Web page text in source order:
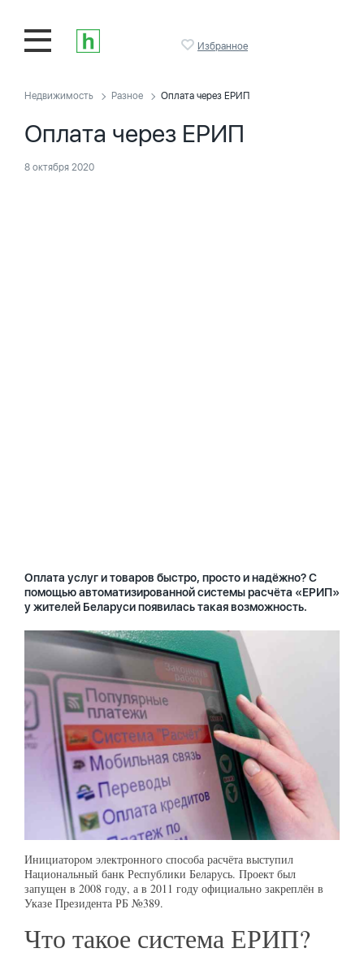
Избранное
Недвижимость Разное Оплата через ЕРИП
Оплата через ЕРИП
8 октября 2020
Оплата услуг и товаров быстро, просто и надёжно? С
помощью автоматизированной системы расчёта «ЕРИП»
у жителей Беларуси появилась такая возможность.
Инициатором электронного способа расчёта выступил
Национальный банк Республики Беларусь. Проект был
запущен в 2008 году, а в 2011 году официально закреплён в
Указе Президента РБ №389.
Что такое система ЕРИП?